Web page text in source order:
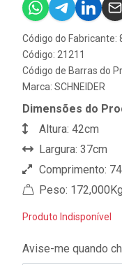
Código do Fabricante:
Código: 21211
Código de Barras do
Marca: SCHNEIDER
Dimensões do
Altura: 42cm
Largura: 37cm
Comprimento:
Peso: 172,000Kg
Produto Indisponível
Avise-me quando